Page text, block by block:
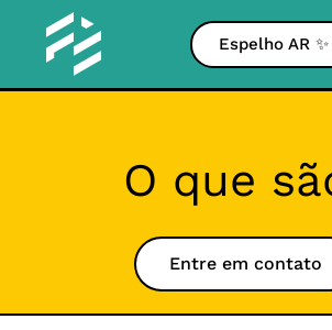
Espelho AR ✨
O que
Entre em contato